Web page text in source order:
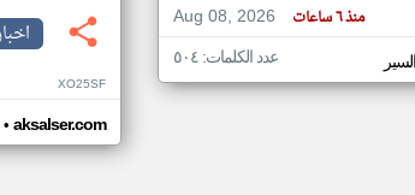
Aug 08, 2026
منذ ٦ ساعات
عدد الكلمات: ٥٠٤
XO25SF
• aksalser.com